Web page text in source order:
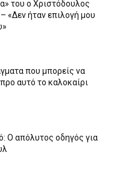
του ο Χριστόδουλος
«Δεν ήταν επιλογή μου
που μπορείς να
αυτό το καλοκαίρι
Ο απόλυτος οδηγός για